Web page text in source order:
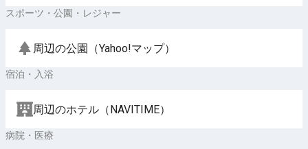
スポーツ・公園・レジャー
周辺の公園（Yahoo!マップ）
宿泊・入浴
周辺のホテル（NAVITIME）
病院・医療